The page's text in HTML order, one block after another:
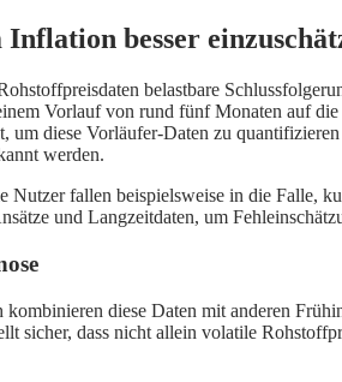
besser
belastbare
Vorlauf von rund fünf Monaten auf
diese Vorläufer-Daten zu
werden.
fallen beispielsweise in die Falle,
und Langzeitdaten, um
diese Daten mit anderen
sicher, dass nicht allein volatile